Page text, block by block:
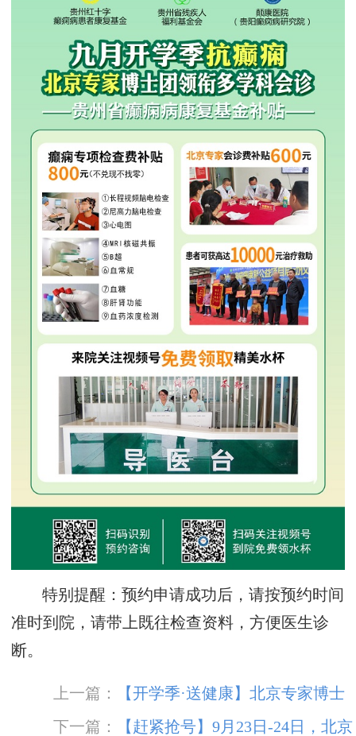
特别提醒：预约申请成功后，请按预约时间
准时到院，请带上既往检查资料，方便医生诊
断。
上一篇：
【开学季·送健康】北京专家博士
团领衔癫痫病多学科会诊，同享检查治疗大额援
下一篇：
【赶紧抢号】9月23日-24日，北京